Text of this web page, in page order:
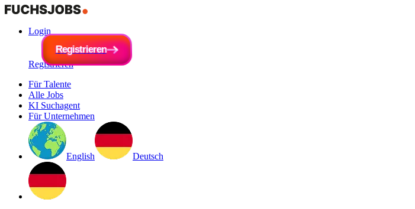
Login
Registrieren
Registrieren
Registrieren
Für Talente
Alle Jobs
KI Suchagent
Für Unternehmen
English Deutsch